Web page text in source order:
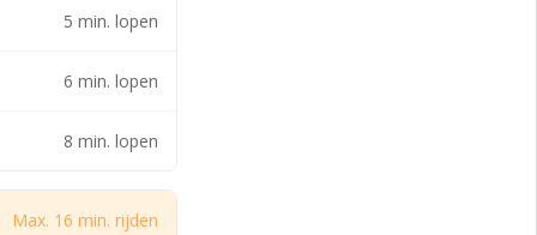
en de
5 min. lopen
6 min. lopen
8 min. lopen
Max. 16 min. rijden